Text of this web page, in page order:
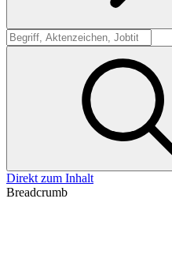
Suche
Direkt zum Inhalt
Breadcrumb